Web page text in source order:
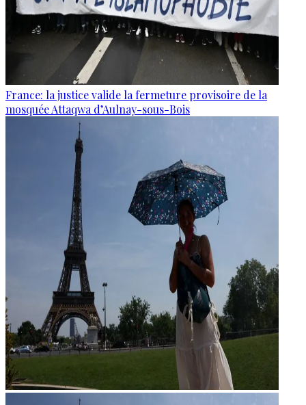
France: la justice valide la fermeture provisoire de la
mosquée Attaqwa d’Aulnay-sous-Bois